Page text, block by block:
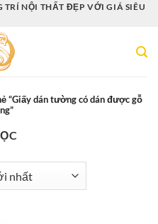
TRÍ NỘI THẤT ĐẸP VỚI GIÁ SIÊU
“Giấy dán tường có dán được gỗ